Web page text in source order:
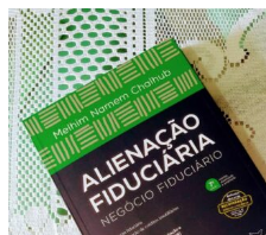
E
M